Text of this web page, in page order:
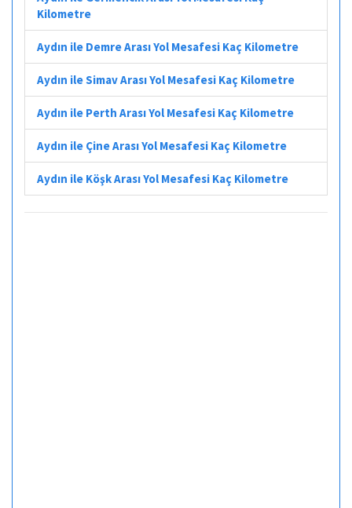
Kilometre
Aydın ile Demre Arası Yol Mesafesi Kaç Kilometre
Aydın ile Simav Arası Yol Mesafesi Kaç Kilometre
Aydın ile Perth Arası Yol Mesafesi Kaç Kilometre
Aydın ile Çine Arası Yol Mesafesi Kaç Kilometre
Aydın ile Köşk Arası Yol Mesafesi Kaç Kilometre